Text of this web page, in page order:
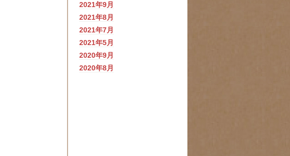
2021年9月
2021年8月
2021年7月
2021年5月
2020年9月
2020年8月